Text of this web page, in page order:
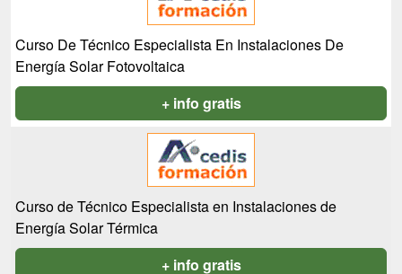
Curso De Técnico Especialista En Instalaciones De
Energía Solar Fotovoltaica
+ info gratis
Curso de Técnico Especialista en Instalaciones de
Energía Solar Térmica
+ info gratis